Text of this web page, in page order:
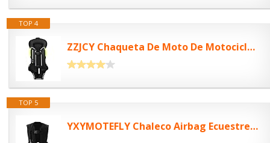
TOP 4
ZZJCY Chaqueta De Moto De Motocicleta, Chaleco De Moto con Airbag Reflectante...
TOP 5
YXYMOTEFLY Chaleco Airbag Ecuestre for Niños Reutilizable, Tamaño Ajustable....